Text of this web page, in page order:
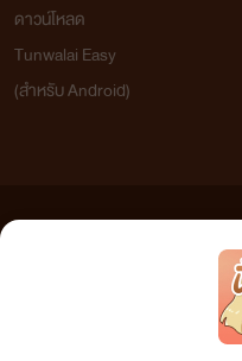
ดาวน์โหลด
Tunwalai Easy
(สำหรับ Android)
เว็บไซต์แห่งนี้ไม่ได้เห็นด้วยและไม่ขอรับผิดช
วิจารณญาณในการกลั่นกรองด้วยตนเอง และ
กรุณาแจ้งมาที่ tunwalai@ookbee.com เพื่อ
ลิขสิทธิ์ตามพระราชบัญญัติลิขสิทธิ์ (ฉบับเพิ่มเ